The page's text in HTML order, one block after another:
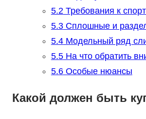
5.2Требования к
5.3Сплошные и
5.4Модельный ряд
5.5На что обратить
5.6Особые нюансы
Какой должен быть